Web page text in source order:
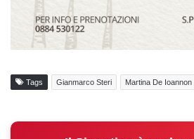
Tags Gianmarco Steri Martina De Ioannon